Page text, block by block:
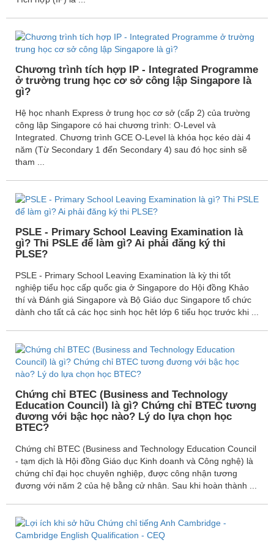
Chương trình tích hợp IP - Integrated Programme
ở trường trung học cơ sở công lập Singapore là
gì?
Hệ học nhanh Express ở trung học cơ sở (cấp 2) của trường
công lập Singapore có hai chương trình: O-Level và
Integrated. Chương trình GCE O-Level là khóa học kéo dài 4
năm (Từ Secondary 1 đến Secondary 4) sau đó học sinh sẽ
tham ...
PSLE - Primary School Leaving Examination là
gì? Thi PSLE để làm gì? Ai phải đăng ký thi
PLSE?
PSLE - Primary School Leaving Examination là kỳ thi tốt
nghiệp tiểu học cấp quốc gia ở Singapore do Hội đồng Khảo
thí và Đánh giá Singapore và Bộ Giáo dục Singapore tổ chức
dành cho tất cả các học sinh học hêt lớp 6 tiểu học trước khi ...
Chứng chỉ BTEC (Business and Technology
Education Council) là gì? Chứng chỉ BTEC tương
đương với bậc học nào? Lý do lựa chọn học
BTEC?
Chứng chỉ BTEC (Business and Technology Education Council
- tạm dịch là Hội đồng Giáo dục Kinh doanh và Công nghệ) là
chứng chỉ đại học chuyên nghiệp, được công nhận tương
đương với năm 2 của hệ bằng cử nhân. Sau khi hoàn thành ...